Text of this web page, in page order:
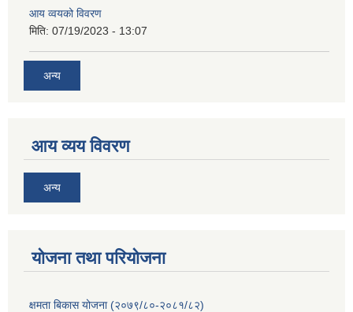
आय व्वयको विवरण
मिति: 07/19/2023 - 13:07
अन्य
आय व्यय विवरण
अन्य
याेजना तथा परियाेजना
क्षमता बिकास योजना (२०७९/८०-२०८१/८२)